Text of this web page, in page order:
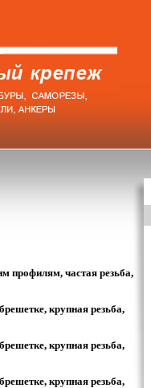
профилям, частая резьба,
крупная резьба,
крупная резьба,
крупная резьба,